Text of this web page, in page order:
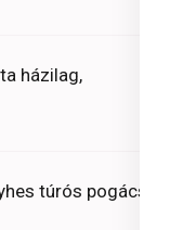
házilag,
túrós pogácsa